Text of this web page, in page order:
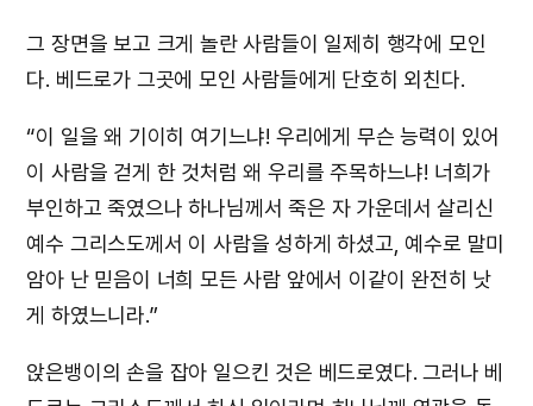
그 장면을 보고 크게 놀란 사람들이 일제히 행각에 모인
다. 베드로가 그곳에 모인 사람들에게 단호히 외친다.
“이 일을 왜 기이히 여기느냐! 우리에게 무슨 능력이 있어
이 사람을 걷게 한 것처럼 왜 우리를 주목하느냐! 너희가
부인하고 죽였으나 하나님께서 죽은 자 가운데서 살리신
예수 그리스도께서 이 사람을 성하게 하셨고, 예수로 말미
암아 난 믿음이 너희 모든 사람 앞에서 이같이 완전히 낫
게 하였느니라.”
앉은뱅이의 손을 잡아 일으킨 것은 베드로였다. 그러나 베